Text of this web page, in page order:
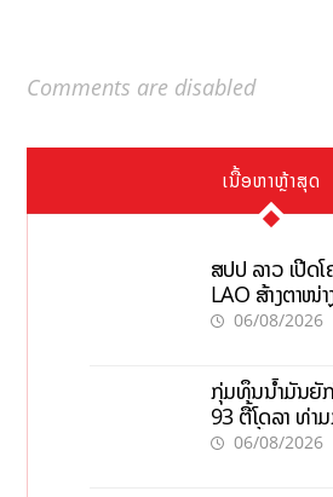
Comments are disabled
ເນື້ອຫາຫຼ້າສຸດ
ສປປ ລາວ ເປີດໂ
LAO ສ້າງຕາໜ່
ພະຍາດລະບາດທົ່
06/08/2026
ກຸ່ມທຶນນ້ຳມັນຍັ
93 ຕື້ໂດລາ ທ່າ
ລາຄານໍ້າມັນແພງ
06/08/2026